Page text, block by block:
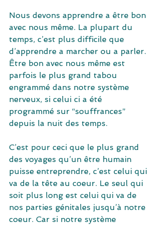
Nous devons apprendre a être bon
avec nous même. La plupart du
temps, c’est plus difficile que
d’apprendre a marcher ou a parler.
Être bon avec nous même est
parfois le plus grand tabou
engrammé dans notre système
nerveux, si celui ci a été
programmé sur “souffrances”
depuis la nuit des temps.
C’est pour ceci que le plus grand
des voyages qu’un être humain
puisse entreprendre, c’est celui qui
va de la tête au coeur. Le seul qui
soit plus long est celui qui va de
nos parties génitales jusqu’à notre
coeur. Car si notre système